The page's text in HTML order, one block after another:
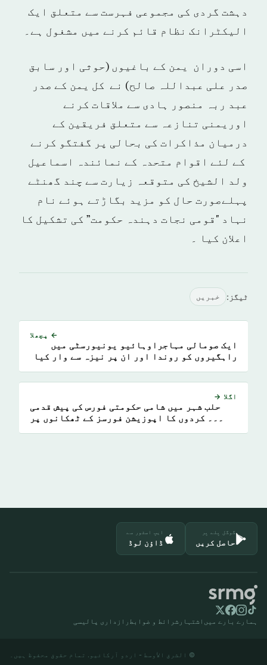
دہشت گردی کی مجموعی فہرست سے متعلق ایک
الیکٹرانک نظام قائم کرنے میں مشغول ہے۔
اسی دوران یمن کے باغیوں (حوثی اور سابق
صدر علی عبداللہ صالح) نے کل یمن کے صدر
عبد ربہ منصور ہادی سے ملاقات کرنے
اوریمنی تنازعہ سے متعلق فریقین کے
درمیان مذاکرات کی بحالی پر گفتگو کرنے
کے لئے اقوام متحدہ کے نمائندہ اسماعیل
ولد الشیخ کی متوقعہ زیارت سے چند گھنٹے
پہلےصورت حال کو مزید بگاڑتے ہوئے نام
نہاد "قومی نجات دہندہ حکومت” کی تشکیل کا
اعلان کیا ۔
ٹیگز: خبريں
← پچھلا
ایک صومالی مہاجراوہائیو یونیورسٹی میں
راہگیروں کو روندا اور ان پر نیزہ سے وار کیا
اگلا →
حلب شہر میں شامی حکومتی فورس کی پیش قدمی
۔۔۔ کردوں کا اپوزیشن فورسز کے ٹھکانوں پر
گوگل پلے پر
حاصل کریں
ایپ اسٹور سے
ڈاؤن لوڈ
ہمارے بارے میں اشتہار شرائط و ضوابط رازداری پالیسی
© الشرق الأوسط - اردو آرکائیو. تمام حقوق محفوظ ہیں۔